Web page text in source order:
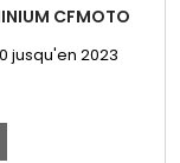
CFMOTO
jusqu'en 2023